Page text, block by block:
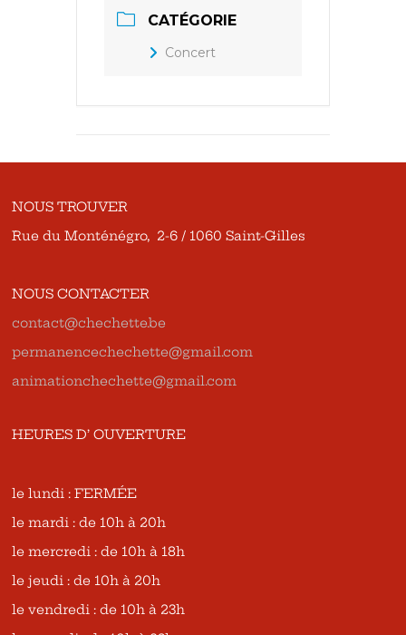
CATÉGORIE
Concert
NOUS TROUVER
Rue du Monténégro, 2-6 / 1060 Saint-Gilles
NOUS CONTACTER
contact@chechette.be
permanencechechette@gmail.com
animationchechette@gmail.com
HEURES D’ OUVERTURE
le lundi : FERMÉE
le mardi : de 10h à 20h
le mercredi : de 10h à 18h
le jeudi : de 10h à 20h
le vendredi : de 10h à 23h